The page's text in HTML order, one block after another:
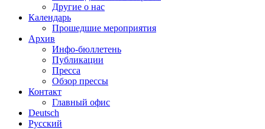
Другие о нас
Календарь
Прошедшие мероприятия
Архив
Инфо-бюллетень
Публикации
Пресса
Обзор прессы
Контакт
Главный офис
Deutsch
Русский